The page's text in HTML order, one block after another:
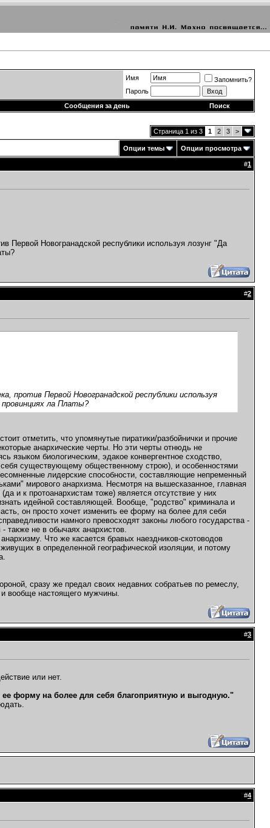
Имя
Запомнить?
Пароль
Сообщения за день Поиск
Страница 1 из 3 1 2 3 >
Опции темы Опции просмотра
#1
Первой Новогранадской республики используя лозунг "Да
#2
против Первой Новогранадской республики используя
ла Платы?
отметить, что упомянутые пиратики/разбойнички и прочие
анархические черты. Но эти черты отнюдь не
языком биологическим, эдакое конвергентное сходство,
существующему общественному строю), и особенностями
лидерские способности, составляющие непременный
мирового анархизма. Несмотря на вышесказанное, главная
и к протоанархистам тоже) является отсутствие у них
идейной составляющей. Вообще, "родство" криминала и
он просто хочет изменить ее форму на более для себя
намного превосходят законы любого государства -
также не в обычаях анархистов.
Что же касается бравых наездников-скотоводов
в определенной географической изоляции, и потому
сразу же предал своих недавних собратьев по ремеслу,
и вообще настоящего мужчины.
#3
или нет.
ее форму на более для себя благоприятную и выгодную."
#4